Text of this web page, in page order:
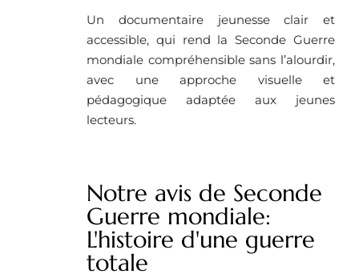
Un documentaire jeunesse clair et
accessible, qui rend la Seconde Guerre
mondiale compréhensible sans l’alourdir,
avec une approche visuelle et
pédagogique adaptée aux jeunes
lecteurs.
Notre avis de Seconde
Guerre mondiale:
L'histoire d'une guerre
totale